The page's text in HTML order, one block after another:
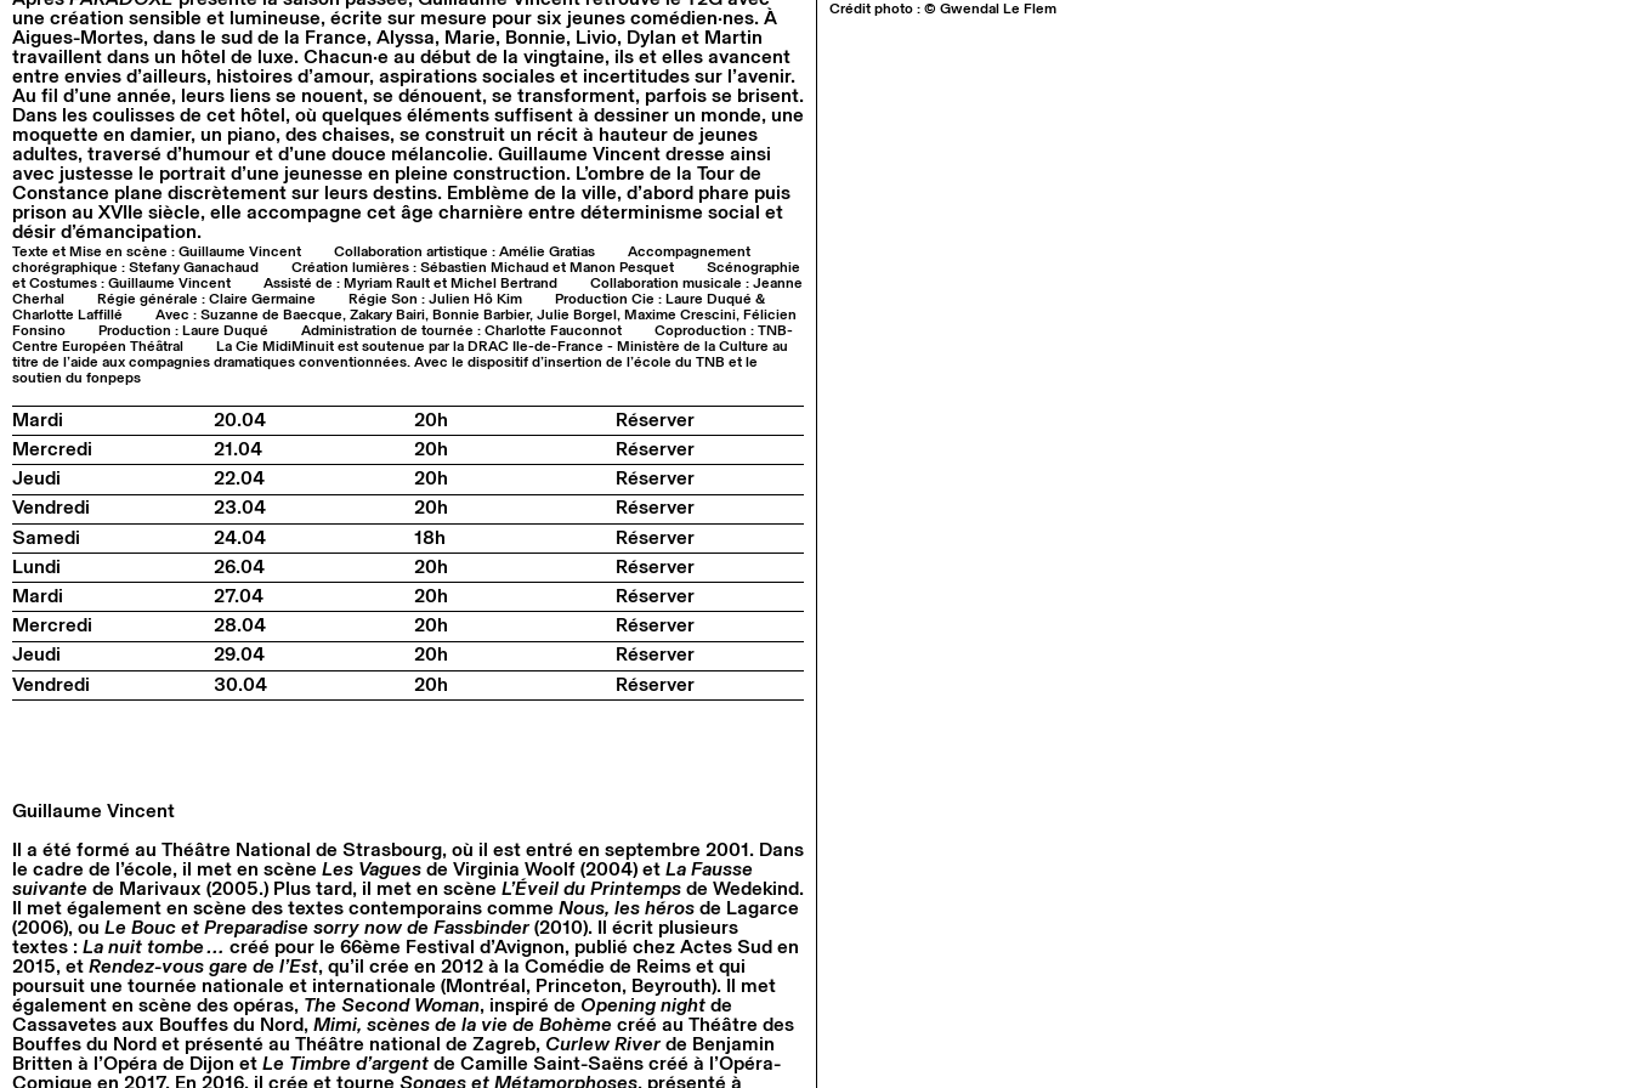
une création sensible et lumineuse, écrite sur mesure pour six jeunes comédien·nes. À
Aigues-Mortes, dans le sud de la France, Alyssa, Marie, Bonnie, Livio, Dylan et Martin
travaillent dans un hôtel de luxe. Chacun·e au début de la vingtaine, ils et elles avancent
entre envies d’ailleurs, histoires d’amour, aspirations sociales et incertitudes sur l’avenir.
Au fil d’une année, leurs liens se nouent, se dénouent, se transforment, parfois se brisent.
Dans les coulisses de cet hôtel, où quelques éléments suffisent à dessiner un monde, une
moquette en damier, un piano, des chaises, se construit un récit à hauteur de jeunes
adultes, traversé d’humour et d’une douce mélancolie. Guillaume Vincent dresse ainsi
avec justesse le portrait d’une jeunesse en pleine construction. L’ombre de la Tour de
Constance plane discrètement sur leurs destins. Emblème de la ville, d’abord phare puis
prison au XVIIe siècle, elle accompagne cet âge charnière entre déterminisme social et
désir d’émancipation.
Texte et Mise en scène : Guillaume Vincent Collaboration artistique : Amélie Gratias
Accompagnement
chorégraphique : Stefany Ganachaud
Création lumières : Sébastien Michaud et Manon Pesquet
Scénographie
et Costumes : Guillaume Vincent
Assisté de : Myriam Rault et Michel Bertrand
Collaboration musicale : Jeanne
Cherhal
Régie générale : Claire Germaine Régie Son : Julien Hô Kim
Production Cie : Laure Duqué &
Charlotte Laffillé
Avec : Suzanne de Baecque, Zakary Bairi, Bonnie Barbier, Julie Borgel, Maxime Crescini, Félicien
Fonsino
Production : Laure Duqué Administration de tournée : Charlotte Fauconnot
Coproduction : TNB-
Centre Européen Théâtral
La Cie MidiMinuit est soutenue par la DRAC Ile-de-France - Ministère de la Culture au
titre de l’aide aux compagnies dramatiques conventionnées. Avec le dispositif d’insertion de l’école du TNB et le
soutien du fonpeps
Mardi 20.04 20h
Réserver
Mercredi
21.04 20h
Réserver
Jeudi
22.04 20h
Réserver
Vendredi
23.04 20h
Réserver
Samedi
24.04 18h
Réserver
Lundi
26.04 20h
Réserver
Mardi
27.04 20h
Réserver
Mercredi
28.04 20h
Réserver
Jeudi
29.04 20h
Réserver
Vendredi
30.04 20h Réserver
Guillaume Vincent
Il a été formé au Théâtre National de Strasbourg, où il est entré en septembre 2001. Dans
le cadre de l’école, il met en scène Les Vagues de Virginia Woolf (2004) et La Fausse
suivante de Marivaux (2005.) Plus tard, il met en scène L’Éveil du Printemps de Wedekind.
Il met également en scène des textes contemporains comme Nous, les héros de Lagarce
(2006), ou Le Bouc et Preparadise sorry now de Fassbinder (2010). Il écrit plusieurs
textes : La nuit tombe… créé pour le 66ème Festival d’Avignon, publié chez Actes Sud en
2015, et Rendez-vous gare de l’Est, qu’il crée en 2012 à la Comédie de Reims et qui
poursuit une tournée nationale et internationale (Montréal, Princeton, Beyrouth). Il met
également en scène des opéras, The Second Woman, inspiré de Opening night de
Cassavetes aux Bouffes du Nord, Mimi, scènes de la vie de Bohème créé au Théâtre des
Bouffes du Nord et présenté au Théâtre national de Zagreb, Curlew River de Benjamin
Britten à l’Opéra de Dijon et Le Timbre d’argent de Camille Saint-Saëns créé à l’Opéra-
Comique en 2017. En 2016, il crée et tourne Songes et Métamorphoses, présenté à
Crédit photo : © Gwendal Le Flem